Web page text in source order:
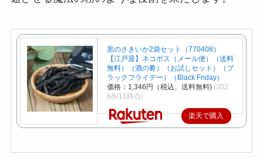
黒のさきいか2袋セット（770408）
【江戸屋】ネコポス（メール便）（送料
無料）（酒の肴）（お試しセット）（ブ
ラックフライデー）（Black Friday）
価格：1,346円（税込、送料無料) (202
6/6/11時点)
楽天で購入